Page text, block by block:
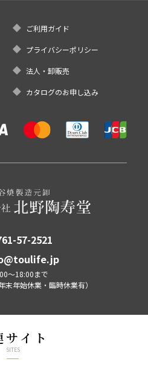
ご利用ガイド
プライバシーポリシー
法人・卸販売
カタログのお申し込み
57-2521
～18:00まで
末年始休業・臨時休業有）
サイト
SITES